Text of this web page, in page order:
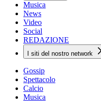
Musica
News
Video
Social
REDAZIONE
I siti del nostro network
Gossip
Spettacolo
Calcio
Musica